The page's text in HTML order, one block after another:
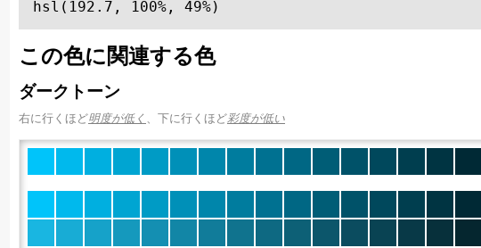
hsl(192.7, 100%, 49%)
この色に関連する色
ダークトーン
右に行くほど明度が低く 、下に行くほど彩度が低い